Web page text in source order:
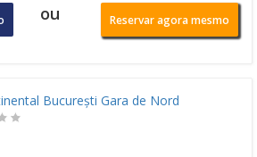
ou Reservar agora mesmo
București Gara de Nord